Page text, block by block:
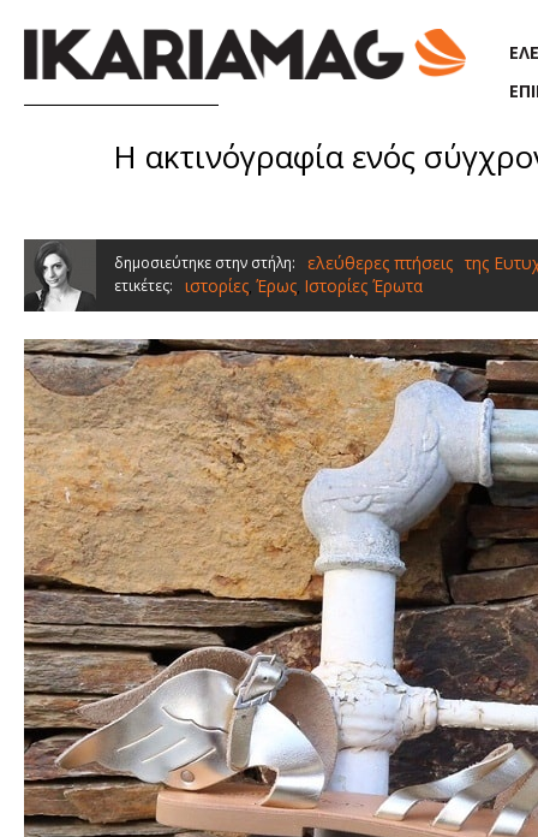
Η ακτινόγραφία ενός
δημοσιεύτηκε στην στήλη: ελεύθερες πτήσεις της
ετικέτες: ιστορίες, Έρως, Ιστορίες Έρωτα